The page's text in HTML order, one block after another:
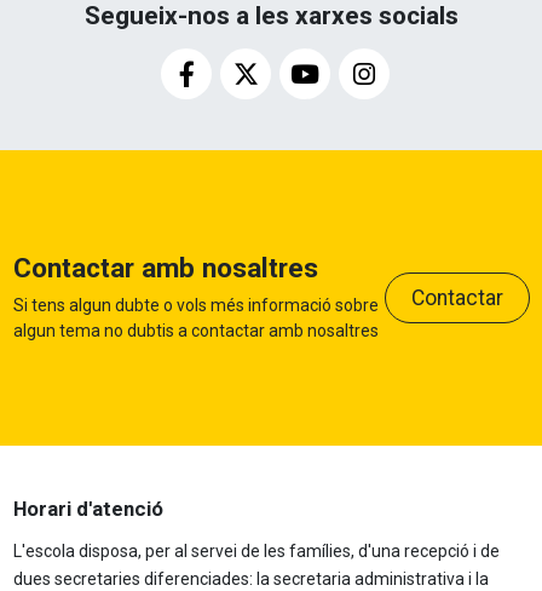
Segueix-nos a les xarxes socials
Contactar amb nosaltres
Si tens algun dubte o vols més informació sobre
algun tema no dubtis a contactar amb nosaltres
Contactar
Horari d'atenció
L'escola disposa, per al servei de les famílies, d'una recepció i de
dues secretaries diferenciades: la secretaria administrativa i la